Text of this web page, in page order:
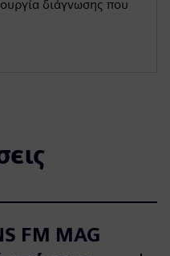
διάγνωσης που
FM MAG